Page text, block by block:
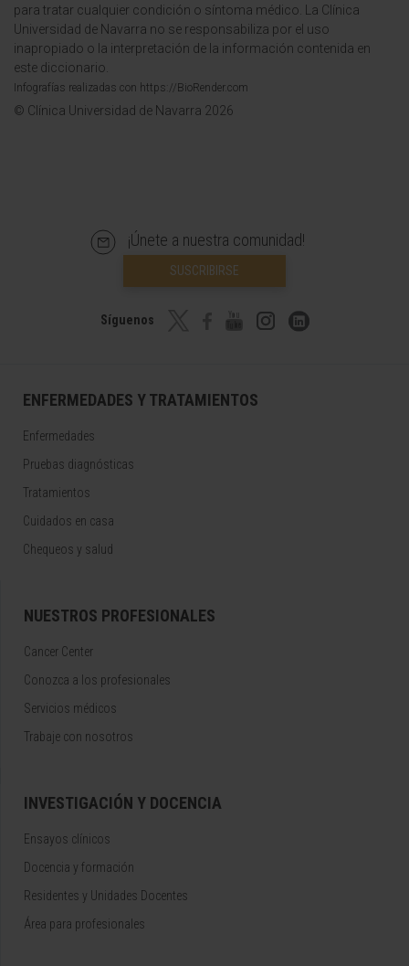
para tratar cualquier condición o síntoma médico. La Clínica
Universidad de Navarra no se responsabiliza por el uso
inapropiado o la interpretación de la información contenida en
este diccionario.
Infografías realizadas con https://BioRender.com
© Clínica Universidad de Navarra 2026
¡Únete a nuestra comunidad!
SUSCRIBIRSE
Síguenos
ENFERMEDADES Y TRATAMIENTOS
Enfermedades
Pruebas diagnósticas
Tratamientos
Cuidados en casa
Chequeos y salud
NUESTROS PROFESIONALES
Cancer Center
Conozca a los profesionales
Servicios médicos
Trabaje con nosotros
INVESTIGACIÓN Y DOCENCIA
Ensayos clínicos
Docencia y formación
Residentes y Unidades Docentes
Área para profesionales